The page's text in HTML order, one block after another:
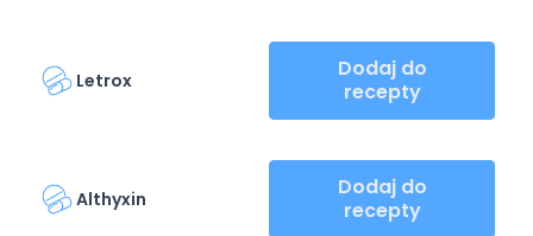
Letrox
Dodaj do
recepty
Althyxin
Dodaj do
recepty